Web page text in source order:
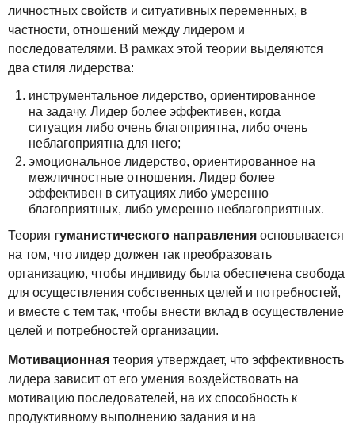
личностных свойств и ситуативных переменных, в
частности, отношений между лидером и
последователями. В рамках этой теории выделяются
два стиля лидерства:
инструментальное лидерство, ориентированное
на задачу. Лидер более эффективен, когда
ситуация либо очень благоприятна, либо очень
неблагоприятна для него;
эмоциональное лидерство, ориентированное на
межличностные отношения. Лидер более
эффективен в ситуациях либо умеренно
благоприятных, либо умеренно неблагоприятных.
Теория гуманистического направления основывается
на том, что лидер должен так преобразовать
организацию, чтобы индивиду была обеспечена свобода
для осуществления собственных целей и потребностей,
и вместе с тем так, чтобы внести вклад в осуществление
целей и потребностей организации.
Мотивационная теория утверждает, что эффективность
лидера зависит от его умения воздействовать на
мотивацию последователей, на их способность к
продуктивному выполнению задания и на